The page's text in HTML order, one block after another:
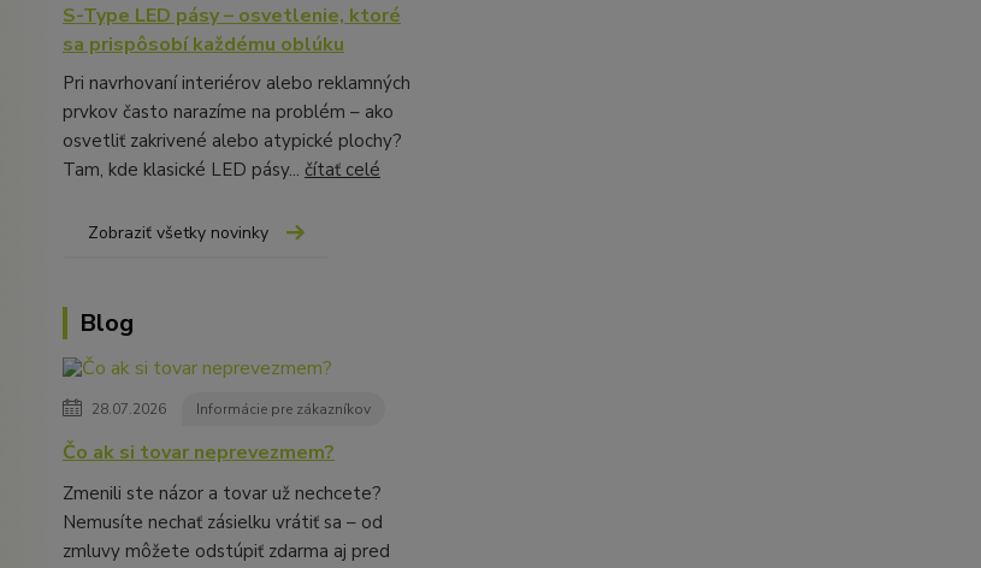
S-Type LED pásy – osvetlenie, ktoré
sa prispôsobí každému oblúku
Pri navrhovaní interiérov alebo reklamných
prvkov často narazíme na problém – ako
osvetliť zakrivené alebo atypické plochy?
Tam, kde klasické LED pásy... čítať celé
Zobraziť všetky novinky
Blog
28.07.2026 Informácie pre zákazníkov
Čo ak si tovar neprevezmem?
Zmenili ste názor a tovar už nechcete?
Nemusíte nechať zásielku vrátiť sa – od
zmluvy môžete odstúpiť zdarma aj pred